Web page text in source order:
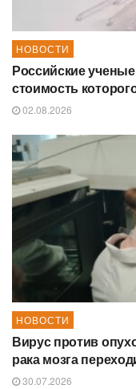
НОВОСТИ
Российские
стоимость
02.08.2026
НОВОСТИ
Вирус против
рака мозга
30.07.2026